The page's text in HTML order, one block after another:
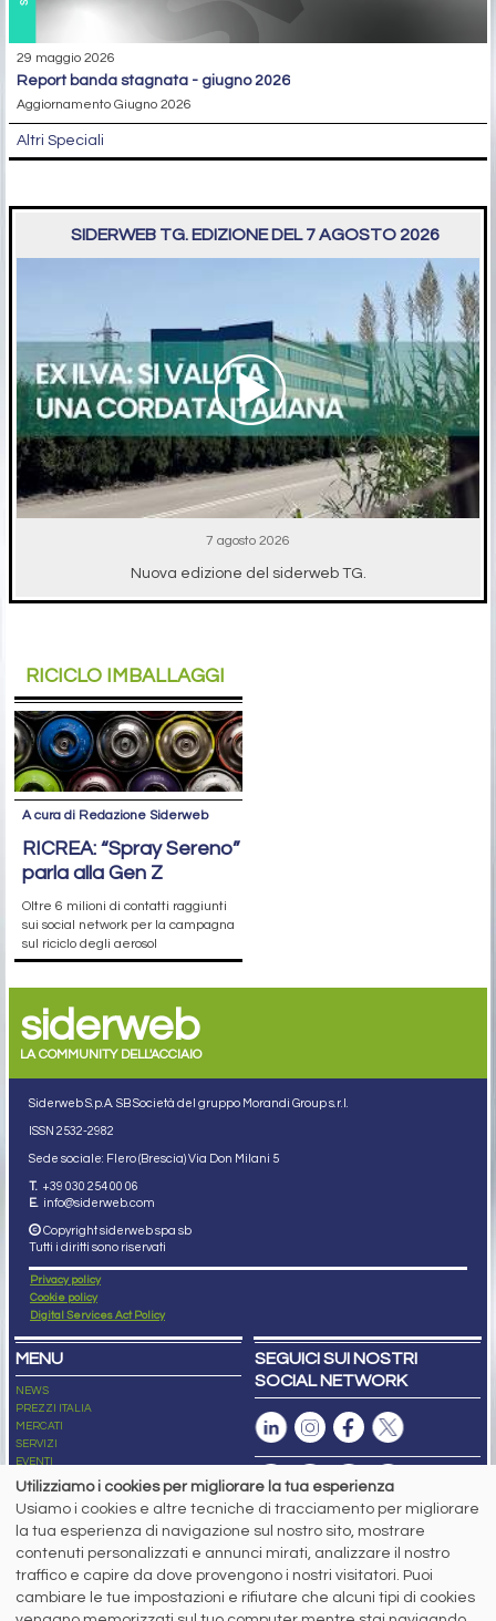
29 maggio 2026
report banda stagnata - giugno 2026
Aggiornamento Giugno 2026
Altri Speciali
SIDERWEB TG. EDIZIONE DEL 7 AGOSTO 2026
7 agosto 2026
Nuova edizione del siderweb TG.
RICICLO IMBALLAGGI
A cura di Redazione Siderweb
RICREA: “Spray Sereno”
parla alla Gen Z
Oltre 6 milioni di contatti raggiunti
sui social network per la campagna
sul riciclo degli aerosol
siderweb
LA COMMUNITY DELL'ACCIAIO
Siderweb S.p.A. SB Società del gruppo Morandi Group s.r.l.
ISSN 2532-2982
Sede sociale: Flero (Brescia) Via Don Milani 5
T. +39 030 254 00 06
E. info@siderweb.com
Copyright siderweb spa sb
Tutti i diritti sono riservati
Privacy policy
Cookie policy
Digital Services Act Policy
MENU
NEWS
PREZZI ITALIA
MERCATI
SERVIZI
EVENTI
ABBONAMENTI
NEWSLETTER
SEGUICI SUI NOSTRI
SOCIAL NETWORK
Capitale Sociale: 190.000€ interamente versato
Registro delle Imprese di Brescia
Codice Fiscale e Partita I.V.A.:IT03562320170
R.E.A. n. 419331
Utilizziamo i cookies per migliorare la tua esperienza
Usiamo i cookies e altre tecniche di tracciamento per migliorare
la tua esperienza di navigazione sul nostro sito, mostrare
contenuti personalizzati e annunci mirati, analizzare il nostro
traffico e capire da dove provengono i nostri visitatori. Puoi
cambiare le tue impostazioni e rifiutare che alcuni tipi di cookies